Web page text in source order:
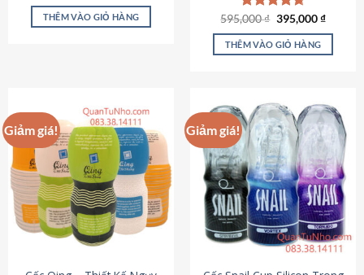
sản
phẩm
là:
895,000 ₫.
tại
THÊM VÀO GIỎ HÀNG
Được xếp
hạng4.64
5 sao
595,000₫ Giá
là:
595,000 ₫.
395,000₫Giá
tại
THÊM VÀO GIỎ HÀNG
Giảm giá! Giảm giá!